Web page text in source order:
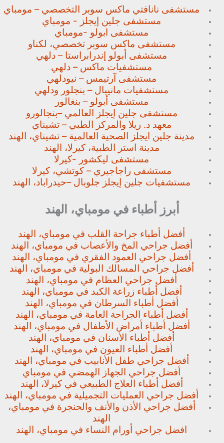
مستشفى نانافتي ماكس سوبر التخصصي – مومباي
مستشفى جلين إيجلز - مومباي
مستشفى ابولو -مومباي
مستشفى ماكس سوبر تخصصي، لكناو
مستشفى أبولو إندرابراستا – دلهي
مستشفيات ماكس – دلهي
مستشفى آرتيمس – نيودلهي
مستشفيات مانيبال – بنجلور ودلهي
مستشفى أبولو – بنغالور
مستشفى جلين إيجلز العالمي –بنجالورو
معهد د. ريلا والمركز الطبي – تشيناي
مدينة جلين ايجلز الصحية العالمية – تشيناي، الهند
مدينة استر الطبية، كيرلا، الهند
مستشفى ليكشور -كيرلا
مستشفى راجاجيري – كوتشي، كيرلا
مستشفيات جلين إيجلز جلوبال –حيدراباد، الهند
أبرز أطباء في مومباي، الهند
أفضل أطباء جراحة القلب في مومباي، الهند
أفضل جراحي المخ والأعصاب في مومباي، الهند
أفضل جراحي العمود الفقري في مومباي، الهند
أفضل جراحي المسالك البولية في مومباي، الهند
أفضل جراحي العظام في مومباي، الهند
أفضل أطباء زراعة الكبد في مومباي، الهند
أفضل أطباء السرطان في مومباي، الهند
أفضل أطباء الجراحة العامة في مومباي، الهند
أفضل أطباء أمراض الأطفال في مومباي، الهند
أفضل أطباء الأسنان في مومباي، الهند
أفضل أطباء العيون في مومباي، الهند
أفضل جراحي طفل الأنابيب في مومباي، الهند
أفضل جراحي الجهاز الهمضي في مومباي
أفضل أطباء العلاج الطبيعي في كيرلا، الهند
أفضل جراحي العمليات التجميلية في مومباي، الهند
أفضل جراحي الأذن والأنف والحنجرة في مومباي،
الهند
افضل جراحي أورام النساء في مومباي، الهند